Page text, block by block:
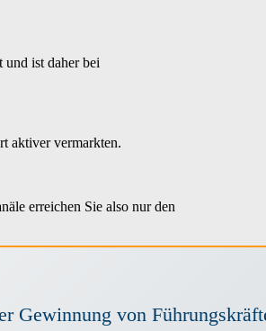
ist daher bei
aktiver vermarkten.
erreichen Sie also nur den
Gewinnung von